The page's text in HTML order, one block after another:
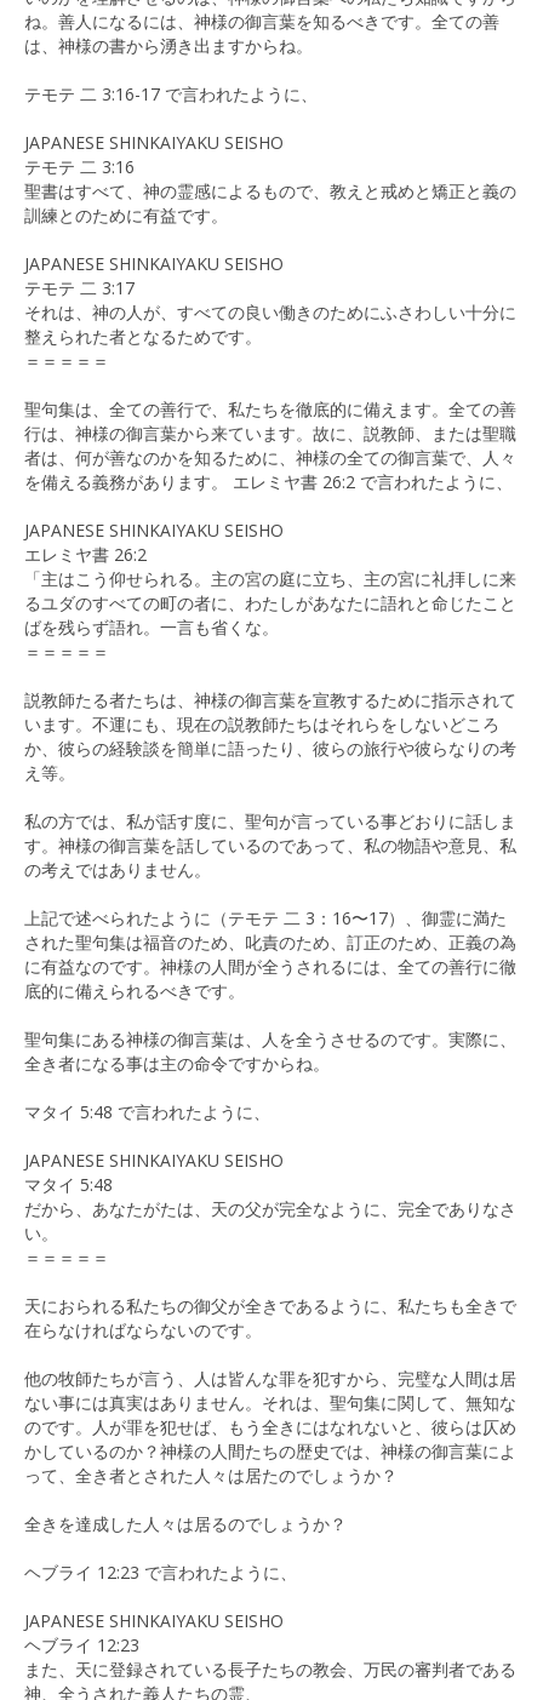
ね。善人になるには、神様の御言葉を知るべきです。全ての善
は、神様の書から湧き出ますからね。
テモテ 二 3:16-17 で言われたように、
JAPANESE SHINKAIYAKU SEISHO
テモテ 二 3:16
聖書はすべて、神の霊感によるもので、教えと戒めと矯正と義の
訓練とのために有益です。
JAPANESE SHINKAIYAKU SEISHO
テモテ 二 3:17
それは、神の人が、すべての良い働きのためにふさわしい十分に
整えられた者となるためです。
＝＝＝＝＝
聖句集は、全ての善行で、私たちを徹底的に備えます。全ての善
行は、神様の御言葉から来ています。故に、説教師、または聖職
者は、何が善なのかを知るために、神様の全ての御言葉で、人々
を備える義務があります。 エレミヤ書 26:2 で言われたように、
JAPANESE SHINKAIYAKU SEISHO
エレミヤ書 26:2
「主はこう仰せられる。主の宮の庭に立ち、主の宮に礼拝しに来
るユダのすべての町の者に、わたしがあなたに語れと命じたこと
ばを残らず語れ。一言も省くな。
＝＝＝＝＝
説教師たる者たちは、神様の御言葉を宣教するために指示されて
います。不運にも、現在の説教師たちはそれらをしないどころ
か、彼らの経験談を簡単に語ったり、彼らの旅行や彼らなりの考
え等。
私の方では、私が話す度に、聖句が言っている事どおりに話しま
す。神様の御言葉を話しているのであって、私の物語や意見、私
の考えではありません。
上記で述べられたように（テモテ 二 3：16〜17）、御霊に満た
された聖句集は福音のため、叱責のため、訂正のため、正義の為
に有益なのです。神様の人間が全うされるには、全ての善行に徹
底的に備えられるべきです。
聖句集にある神様の御言葉は、人を全うさせるのです。実際に、
全き者になる事は主の命令ですからね。
マタイ 5:48 で言われたように、
JAPANESE SHINKAIYAKU SEISHO
マタイ 5:48
だから、あなたがたは、天の父が完全なように、完全でありなさ
い。
＝＝＝＝＝
天におられる私たちの御父が全きであるように、私たちも全きで
在らなければならないのです。
他の牧師たちが言う、人は皆んな罪を犯すから、完璧な人間は居
ない事には真実はありません。それは、聖句集に関して、無知な
のです。人が罪を犯せば、もう全きにはなれないと、彼らは仄め
かしているのか？神様の人間たちの歴史では、神様の御言葉によ
って、全き者とされた人々は居たのでしょうか？
全きを達成した人々は居るのでしょうか？
ヘブライ 12:23 で言われたように、
JAPANESE SHINKAIYAKU SEISHO
ヘブライ 12:23
また、天に登録されている長子たちの教会、万民の審判者である
神、全うされた義人たちの霊、